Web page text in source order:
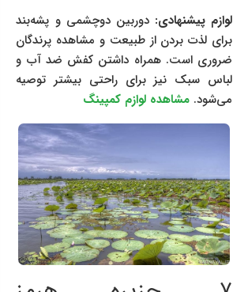
لوازم پیشنهادی: دوربین دوچشمی و پشه‌بند
برای لذت بردن از طبیعت و مشاهده پرندگان
ضروری است. همراه داشتن کفش ضد آب و
لباس سبک نیز برای راحتی بیشتر توصیه
می‌شود. مشاهده لوازم کمپینگ